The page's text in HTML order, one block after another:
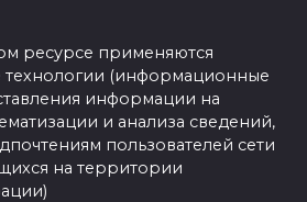
ресурсе применяются
технологии (информационные
информации на
и анализа сведений,
пользователей сети
на территории